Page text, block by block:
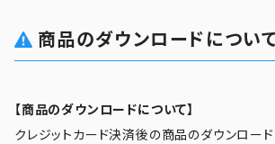
商品のダウンロードについ
【商品のダウンロードについて】
クレジットカード決済後の商品のダウンロー